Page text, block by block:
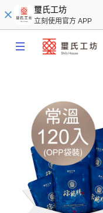
璽氏工坊
立刻使用官方 APP